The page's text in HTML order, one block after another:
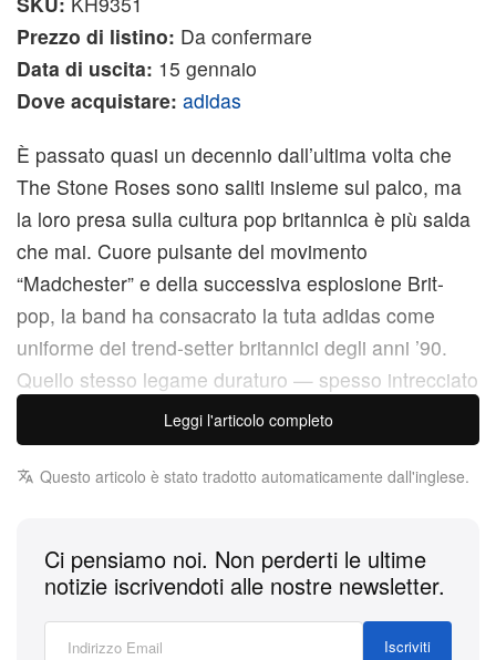
Prezzo di listino: Da confermare
Data di uscita: 15 gennaio
Dove acquistare: adidas
È passato quasi un decennio dall’ultima volta che
The Stone Roses sono saliti insieme sul palco, ma
la loro presa sulla cultura pop britannica è più salda
che mai. Cuore pulsante del movimento
“Madchester” e della successiva esplosione Brit-
pop, la band ha consacrato la tuta adidas come
uniforme dei trend‑setter britannici degli anni ’90.
Quello stesso legame duraturo — spesso intrecciato
all’orgoglio per il Manchester United, la squadra di
casa — viene celebrato ancora una volta con la
sfuggente adidas Tobacco, a guidare un nuovo pack
La Tobacco si presenta con una raffinata tomaia in
suede grigio e nero, appoggiata su una classica
Leggi l'articolo completo
Questo articolo è stato tradotto automaticamente dall'inglese.
Ci pensiamo noi. Non perderti le ultime
notizie iscrivendoti alle nostre newsletter.
Iscriviti